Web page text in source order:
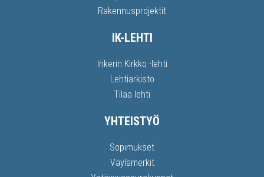
Rakennusprojektit
IK-LEHTI
Inkerin Kirkko -lehti
Lehtiarkisto
Tilaa lehti
YHTEISTYÖ
Sopimukset
Väylämerkit